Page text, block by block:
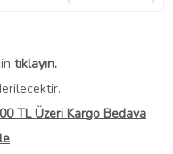
tıklayın.
TL Üzeri Kargo Bedava